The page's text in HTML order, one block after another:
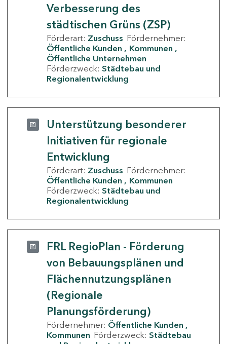
Verbesserung des
städtischen Grüns (ZSP)
Förderart: Zuschuss Fördernehmer:
Öffentliche Kunden
Kommunen
Öffentliche Unternehmen
Förderzweck: Städtebau und
Regionalentwicklung
Unterstützung besonderer
Initiativen für regionale
Entwicklung
Förderart: Zuschuss Fördernehmer:
Öffentliche Kunden
Kommunen
Förderzweck: Städtebau und
Regionalentwicklung
FRL RegioPlan - Förderung
von Bebauungsplänen und
Flächennutzungsplänen
(Regionale
Planungsförderung)
Fördernehmer: Öffentliche Kunden
Kommunen Förderzweck: Städtebau